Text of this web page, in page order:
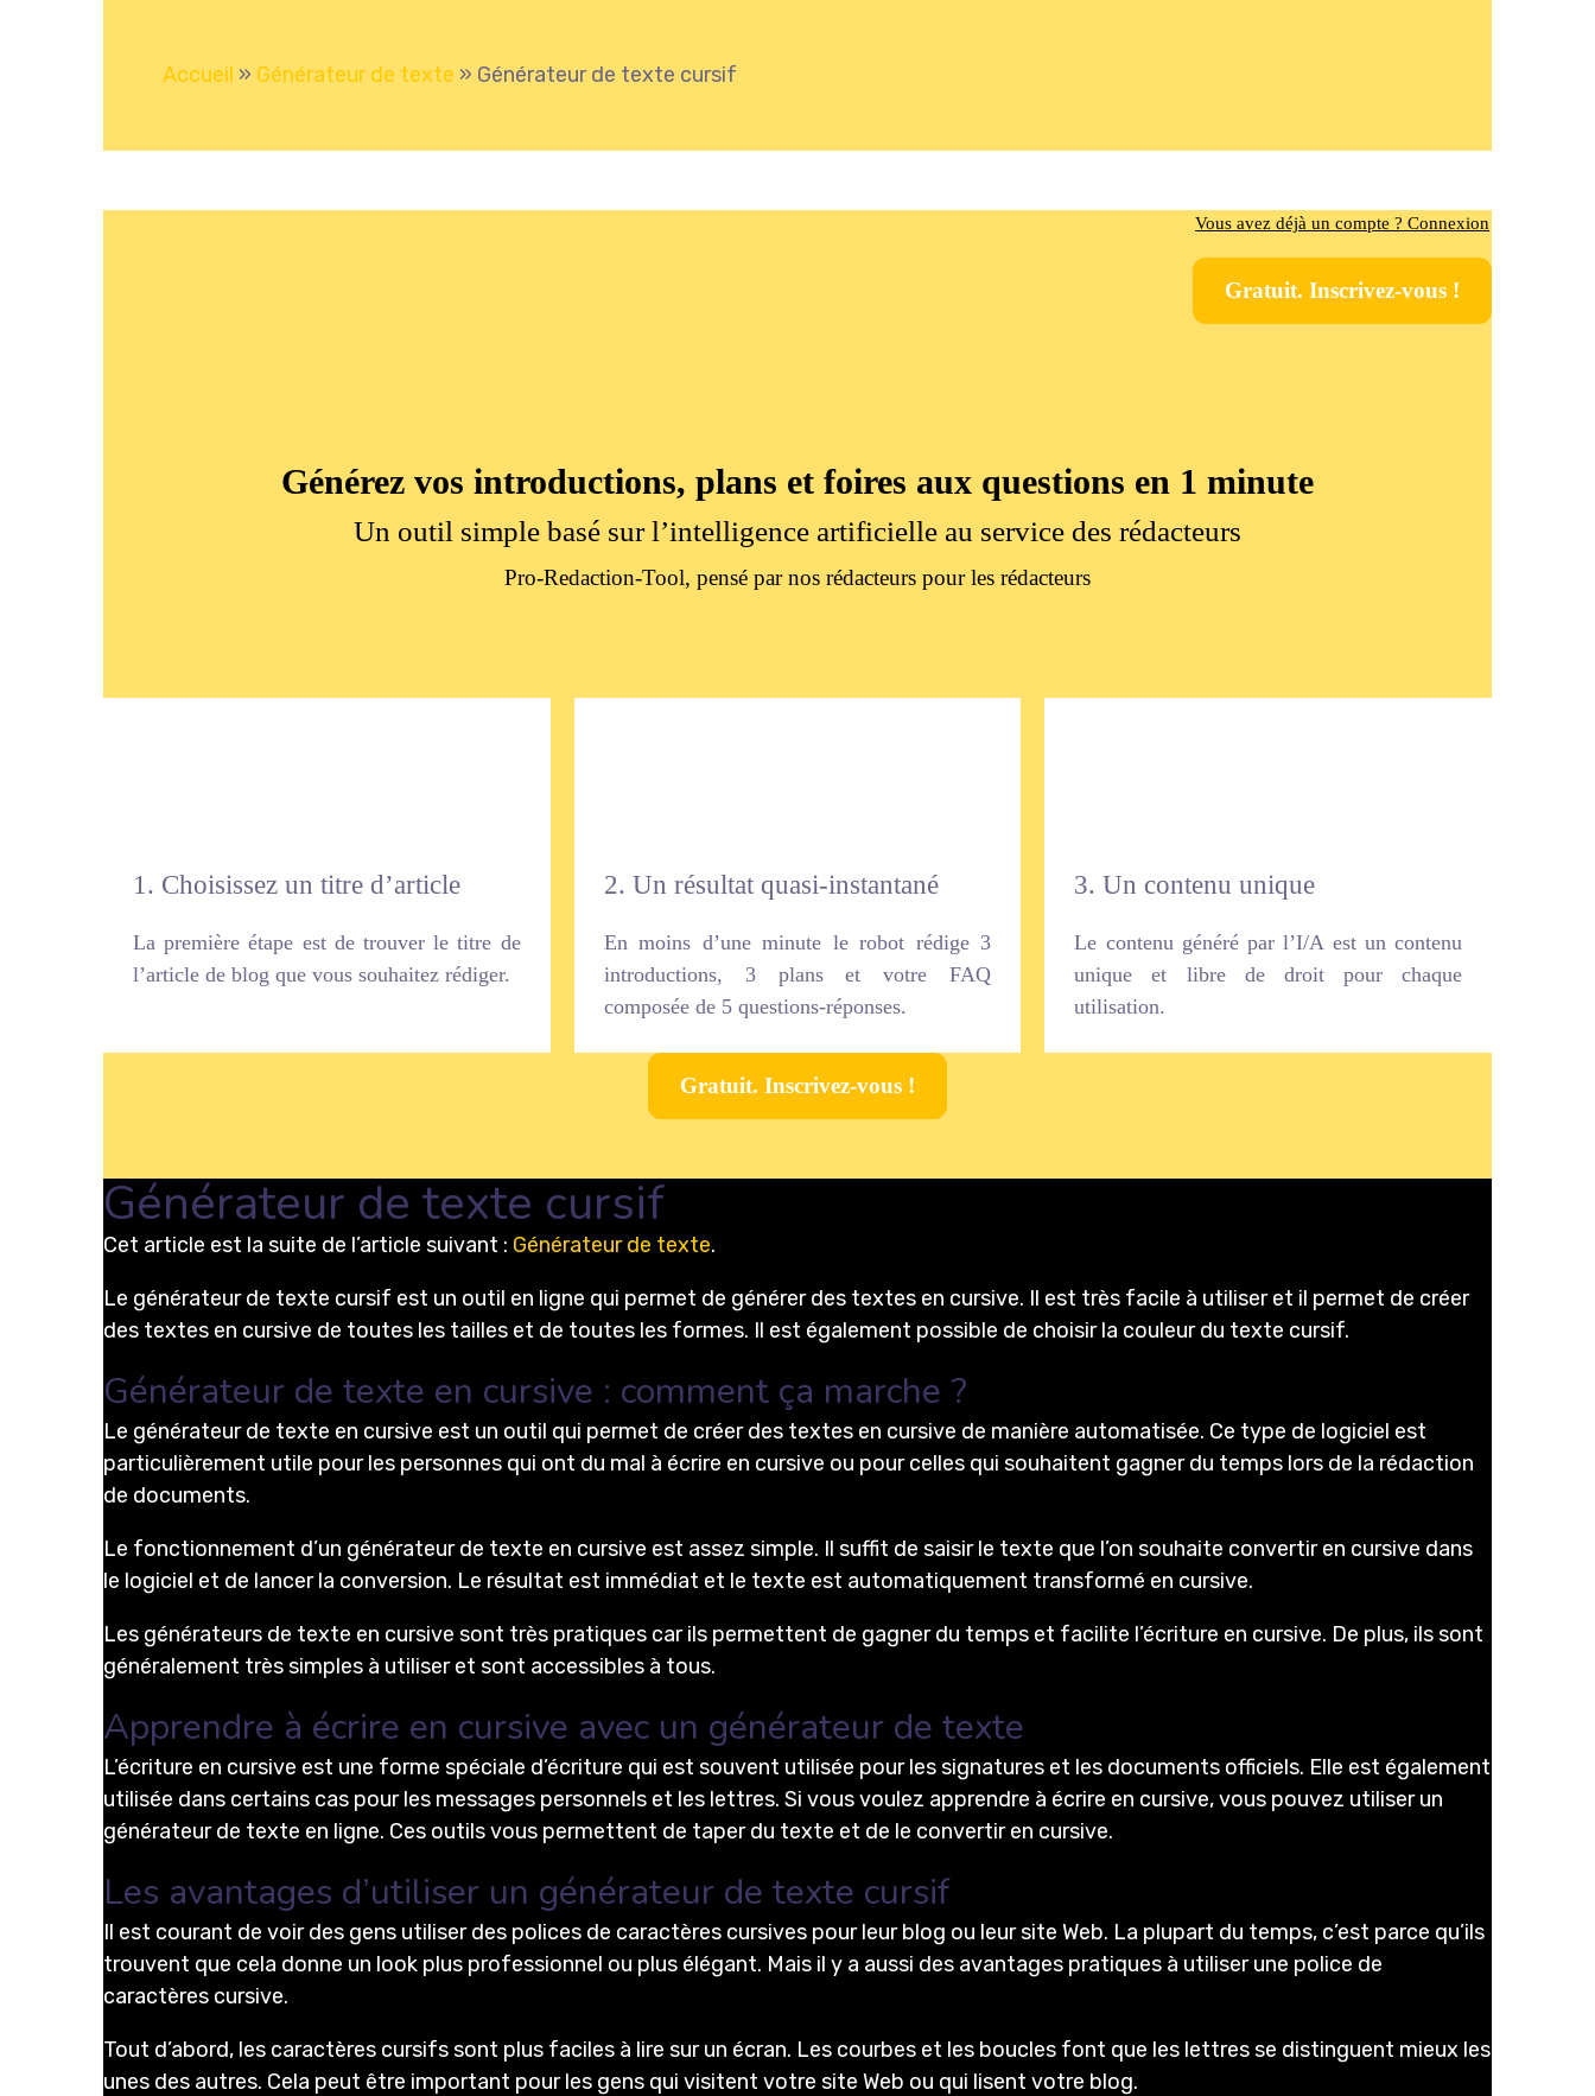
Accueil » Générateur de texte » Générateur de texte cursif
Vous avez déjà un compte ? Connexion
Gratuit. Inscrivez-vous !
Générez vos introductions, plans et foires aux questions en 1 minute
Un outil simple basé sur l’intelligence artificielle au service des rédacteurs
Pro-Redaction-Tool, pensé par nos rédacteurs pour les rédacteurs
1. Choisissez un titre d’article
La première étape est de trouver le titre de
l’article de blog que vous souhaitez rédiger.
2. Un résultat quasi-instantané
En moins d’une minute le robot rédige 3
introductions, 3 plans et votre FAQ
composée de 5 questions-réponses.
3. Un contenu unique
Le contenu généré par l’I/A est un contenu
unique et libre de droit pour chaque
utilisation.
Gratuit. Inscrivez-vous !
Générateur de texte cursif
Cet article est la suite de l’article suivant : Générateur de texte.
Le générateur de texte cursif est un outil en ligne qui permet de générer des textes en cursive. Il est très facile à utiliser et il permet de créer
des textes en cursive de toutes les tailles et de toutes les formes. Il est également possible de choisir la couleur du texte cursif.
Générateur de texte en cursive : comment ça marche ?
Le générateur de texte en cursive est un outil qui permet de créer des textes en cursive de manière automatisée. Ce type de logiciel est
particulièrement utile pour les personnes qui ont du mal à écrire en cursive ou pour celles qui souhaitent gagner du temps lors de la rédaction
de documents.
Le fonctionnement d’un générateur de texte en cursive est assez simple. Il suffit de saisir le texte que l’on souhaite convertir en cursive dans
le logiciel et de lancer la conversion. Le résultat est immédiat et le texte est automatiquement transformé en cursive.
Les générateurs de texte en cursive sont très pratiques car ils permettent de gagner du temps et facilite l’écriture en cursive. De plus, ils sont
généralement très simples à utiliser et sont accessibles à tous.
Apprendre à écrire en cursive avec un générateur de texte
L’écriture en cursive est une forme spéciale d’écriture qui est souvent utilisée pour les signatures et les documents officiels. Elle est également
utilisée dans certains cas pour les messages personnels et les lettres. Si vous voulez apprendre à écrire en cursive, vous pouvez utiliser un
générateur de texte en ligne. Ces outils vous permettent de taper du texte et de le convertir en cursive.
Les avantages d’utiliser un générateur de texte cursif
Il est courant de voir des gens utiliser des polices de caractères cursives pour leur blog ou leur site Web. La plupart du temps, c’est parce qu’ils
trouvent que cela donne un look plus professionnel ou plus élégant. Mais il y a aussi des avantages pratiques à utiliser une police de
caractères cursive.
Tout d’abord, les caractères cursifs sont plus faciles à lire sur un écran. Les courbes et les boucles font que les lettres se distinguent mieux les
unes des autres. Cela peut être important pour les gens qui visitent votre site Web ou qui lisent votre blog.